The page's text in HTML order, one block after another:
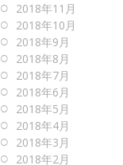
2018年11月
2018年10月
2018年9月
2018年8月
2018年7月
2018年6月
2018年5月
2018年4月
2018年3月
2018年2月